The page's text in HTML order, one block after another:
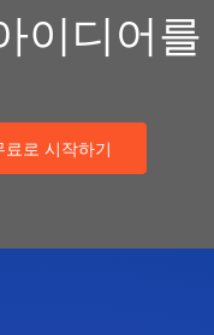
이디어
료로 시작하기